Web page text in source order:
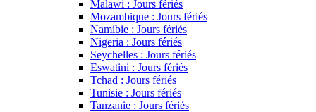
Malawi : Jours fériés
Mozambique : Jours fériés
Namibie : Jours fériés
Nigeria : Jours fériés
Seychelles : Jours fériés
Eswatini : Jours fériés
Tchad : Jours fériés
Tunisie : Jours fériés
Tanzanie : Jours fériés